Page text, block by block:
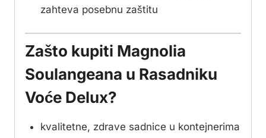
zahteva posebnu zaštitu
Zašto kupiti Magnolia
Soulangeana u Rasadniku
Voće Delux?
kvalitetne, zdrave sadnice u kontejnerima